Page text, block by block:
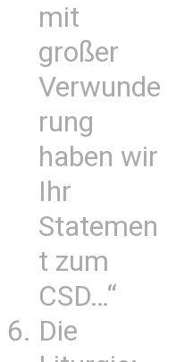
mit
großer
Verwunde
rung
haben wir
Ihr
Statemen
t zum
CSD…“
Die